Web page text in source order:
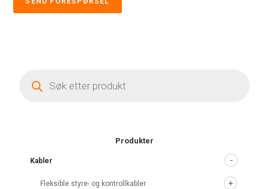
search
Produkter
Kabler
Fleksible styre- og kontrollkabler